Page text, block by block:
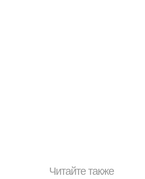
Читайте также